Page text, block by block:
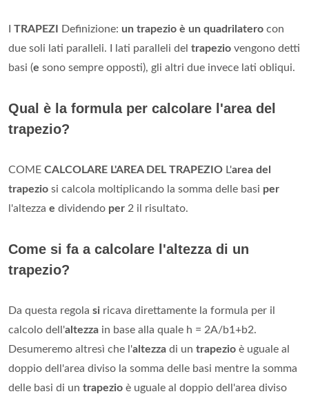
TRAPEZI Definizione: un trapezio è un quadrilatero con
due soli lati paralleli. I lati paralleli del trapezio vengono detti
basi (e sono sempre opposti), gli altri due invece lati obliqui.
Qual è la formula per calcolare l'area del
trapezio?
COME CALCOLARE L'AREA DEL TRAPEZIO L'area del
trapezio si calcola moltiplicando la somma delle basi per
l'altezza e dividendo per 2 il risultato.
Come si fa a calcolare l'altezza di un
trapezio?
Da questa regola si ricava direttamente la formula per il
calcolo dell'altezza in base alla quale h = 2A/b1+b2.
Desumeremo altresì che l'altezza di un trapezio è uguale al
doppio dell'area diviso la somma delle basi mentre la somma
delle basi di un trapezio è uguale al doppio dell'area diviso